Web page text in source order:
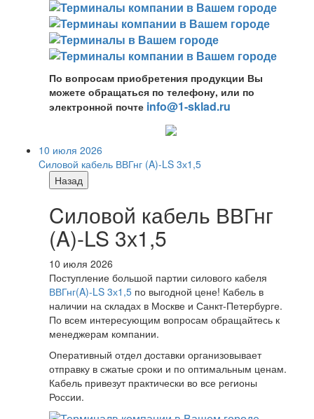
По вопросам приобретения продукции Вы
можете обращаться по телефону, или по
электронной почте info@1-sklad.ru
10 июля 2026
Cиловой кабель ВВГнг (A)-LS 3х1,5
Назад
Cиловой кабель ВВГнг
(A)-LS 3х1,5
10 июля 2026
Поступление большой партии силового кабеля
ВВГнг(A)-LS 3х1,5 по выгодной цене! Кабель в
наличии на складах в Москве и Санкт-Петербурге.
По всем интересующим вопросам обращайтесь к
менеджерам компании.
Оперативный отдел доставки организовывает
отправку в сжатые сроки и по оптимальным ценам.
Кабель привезут практически во все регионы
России.